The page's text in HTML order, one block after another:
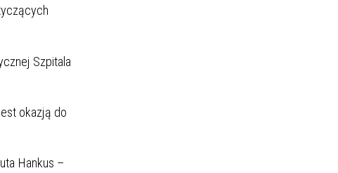
Szpitala
okazją do
Hankus –